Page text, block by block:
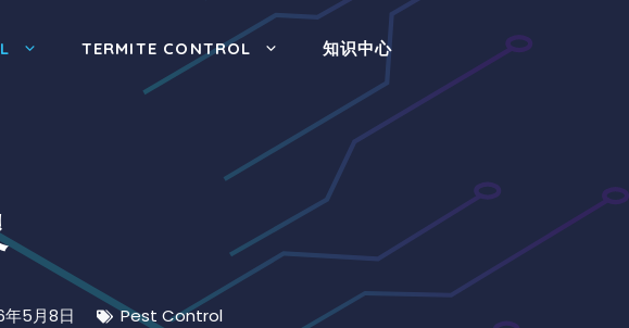
TERMITE CONTROL 知识中心
年5月8日 Pest Control